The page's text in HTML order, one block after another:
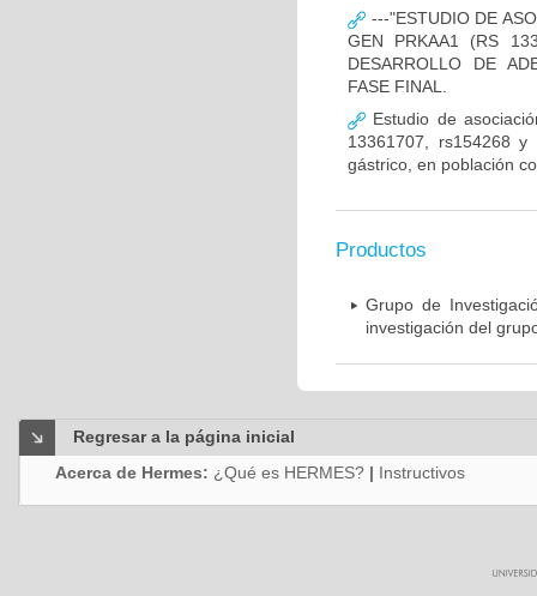
---"ESTUDIO DE
GEN PRKAA1 (RS
DESARROLLO DE
FASE FINAL.
Estudio de
13361707, rs154268 y
gástrico, en población
Productos
Grupo de
investigación del
Regresar a la página inicial
Acerca de Hermes: ¿Qué es HERMES? | Instructivos